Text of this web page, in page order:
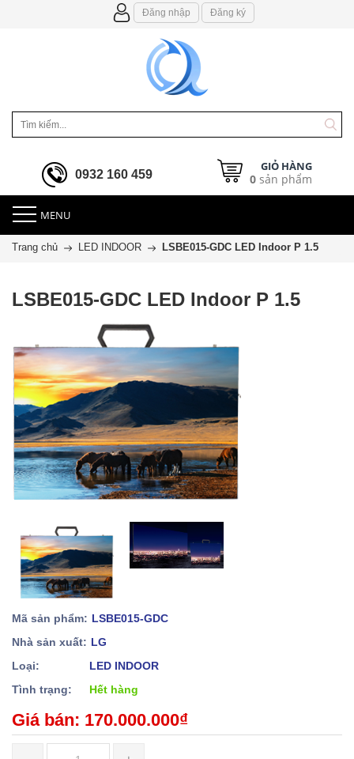
Đăng nhập Đăng ký
0932 160 459
GIỎ HÀNG
0sản phẩm
MENU
Trang chủ LED INDOOR LSBE015-GDC LED Indoor P 1.5
LSBE015-GDC LED Indoor P 1.5
Mã sản phẩm: LSBE015-GDC
Nhà sản xuất: LG
Loại:
LED INDOOR
Tình trạng:
Hết hàng
Giá bán: 170.000.000₫